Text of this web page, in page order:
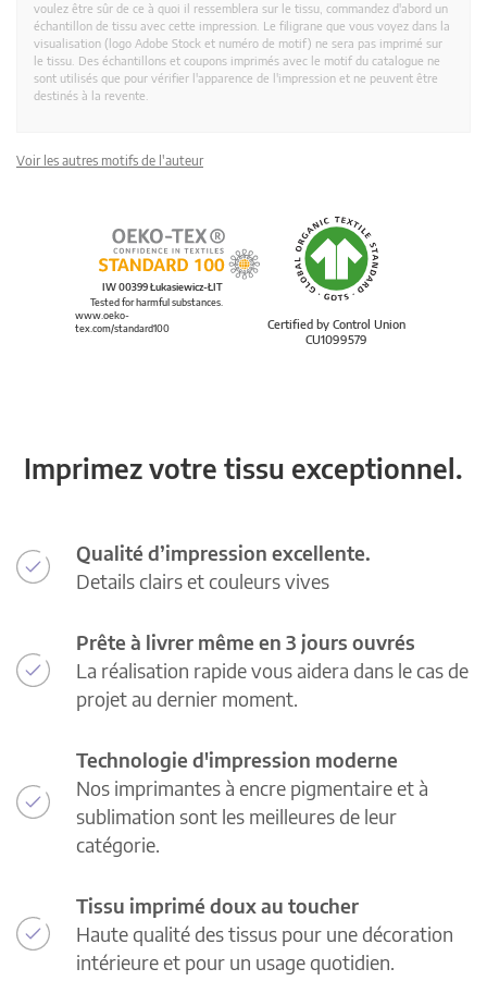
voulez être sûr de ce à quoi il ressemblera sur le tissu, commandez d'abord un
échantillon de tissu avec cette impression. Le filigrane que vous voyez dans la
visualisation (logo Adobe Stock et numéro de motif) ne sera pas imprimé sur
le tissu. Des échantillons et coupons imprimés avec le motif du catalogue ne
sont utilisés que pour vérifier l'apparence de l'impression et ne peuvent être
destinés à la revente.
Voir les autres motifs de l'auteur
Certified by Control Union
CU1099579
IW 00399 Łukasiewicz-ŁIT
Tested for harmful substances.
www.oeko-
tex.com/standard100
Imprimez votre tissu exceptionnel.
Qualité d’impression excellente.
Details clairs et couleurs vives
Prête à livrer même en 3 jours ouvrés
La réalisation rapide vous aidera dans le cas de
projet au dernier moment.
Technologie d'impression moderne
Nos imprimantes à encre pigmentaire et à
sublimation sont les meilleures de leur
catégorie.
Tissu imprimé doux au toucher
Haute qualité des tissus pour une décoration
intérieure et pour un usage quotidien.